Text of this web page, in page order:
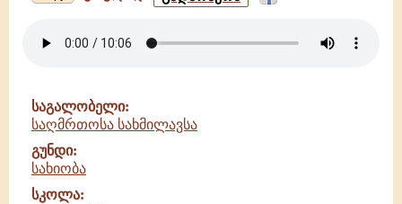
შენსა
სახიობა
საგალობელი:
საღმრთოსა სახმილავსა
გუნდი:
სახიობა
სკოლა: